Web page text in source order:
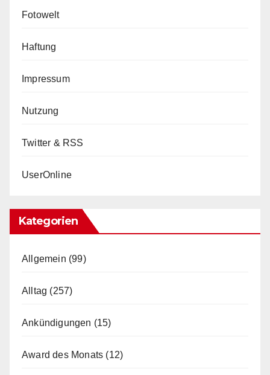
Fotowelt
Haftung
Impressum
Nutzung
Twitter & RSS
UserOnline
Kategorien
Allgemein (99)
Alltag (257)
Ankündigungen (15)
Award des Monats (12)